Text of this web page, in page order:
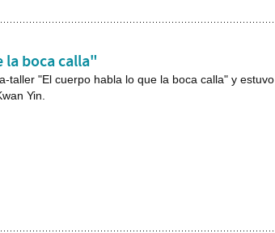
la boca calla"
taller "El cuerpo habla lo que la boca calla" y estuvo
Yin.